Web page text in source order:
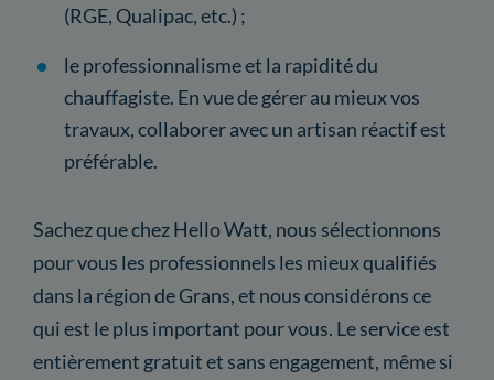
(RGE, Qualipac, etc.) ;
le professionnalisme et la rapidité du
chauffagiste. En vue de gérer au mieux vos
travaux, collaborer avec un artisan réactif est
préférable.
Sachez que chez Hello Watt, nous sélectionnons
pour vous les professionnels les mieux qualifiés
dans la région de Grans, et nous considérons ce
qui est le plus important pour vous. Le service est
entièrement gratuit et sans engagement, même si